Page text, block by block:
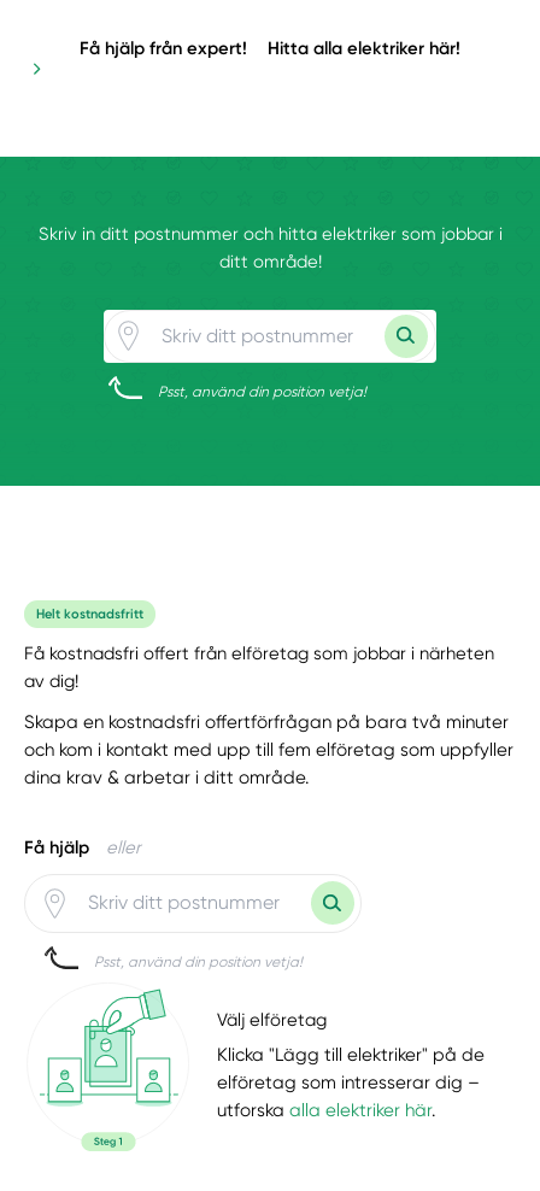
Få hjälp från expert! Hitta alla elektriker här!
Skriv in ditt postnummer och hitta elektriker som jobbar i
ditt område!
Psst, använd din position vetja!
Helt kostnadsfritt
Få kostnadsfri offert från elföretag som jobbar i närheten
av dig!
Skapa en kostnadsfri offertförfrågan på bara två minuter
och kom i kontakt med upp till fem elföretag som uppfyller
dina krav & arbetar i ditt område.
Få hjälp eller
Psst, använd din position vetja!
Välj elföretag
Klicka "Lägg till elektriker" på de
elföretag som intresserar dig –
utforskaalla elektriker här.